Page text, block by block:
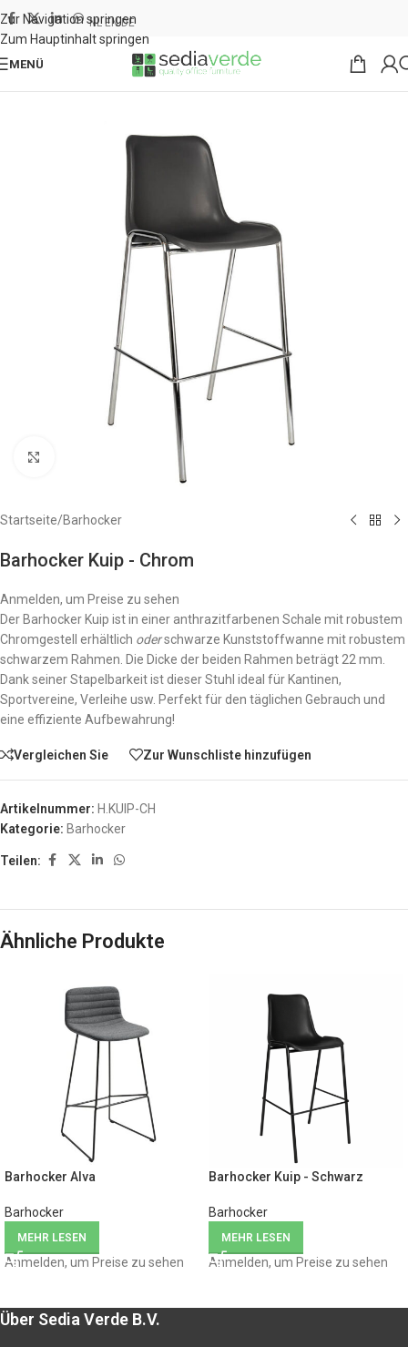
Zur Navigation springen
Zum Hauptinhalt springen
NL ENDE
MENÜ
Zum Vergrößern anklicken
Startseite/Barhocker
Barhocker Kuip - Chrom
Anmelden, um Preise zu sehen
Der Barhocker Kuip ist in einer anthrazitfarbenen Schale mit robustem
Chromgestell erhältlich oderschwarze Kunststoffwanne mit robustem
schwarzem Rahmen. Die Dicke der beiden Rahmen beträgt 22 mm.
Dank seiner Stapelbarkeit ist dieser Stuhl ideal für Kantinen,
Sportvereine, Verleihe usw. Perfekt für den täglichen Gebrauch und
eine effiziente Aufbewahrung!
Vergleichen Sie Zur Wunschliste hinzufügen
Artikelnummer: H.KUIP-CH
Kategorie: Barhocker
Teilen:
Ähnliche Produkte
Barhocker Alva
Barhocker
MEHR LESEN
Anmelden, um Preise zu sehen
Barhocker Kuip - Schwarz
Barhocker
MEHR LESEN
Anmelden, um Preise zu sehen
Über Sedia Verde B.V.